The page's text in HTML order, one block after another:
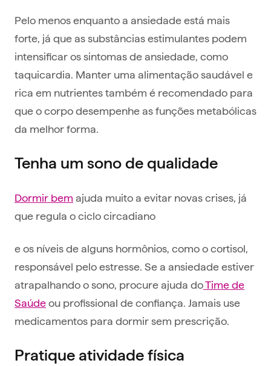
Pelo menos enquanto a ansiedade está mais
forte, já que as substâncias estimulantes podem
intensificar os sintomas de ansiedade, como
taquicardia. Manter uma alimentação saudável e
rica em nutrientes também é recomendado para
que o corpo desempenhe as funções metabólicas
da melhor forma.
‍Tenha um sono de qualidade
Dormir bem ajuda muito a evitar novas crises, já
que regula o ciclo circadiano
e os níveis de alguns hormônios, como o cortisol,
responsável pelo estresse. Se a ansiedade estiver
atrapalhando o sono, procure ajuda doTime de
Saúdeou profissional de confiança. Jamais use
medicamentos para dormir sem prescrição.
Pratique atividade física